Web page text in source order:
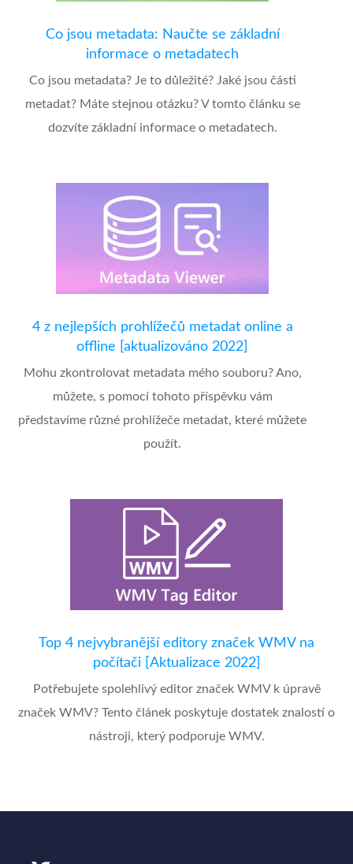
Co jsou metadata: Naučte se základní
informace o metadatech
Co jsou metadata? Je to důležité? Jaké jsou části
metadat? Máte stejnou otázku? V tomto článku se
dozvíte základní informace o metadatech.
4 z nejlepších prohlížečů metadat online a
offline [aktualizováno 2022]
Mohu zkontrolovat metadata mého souboru? Ano,
můžete, s pomocí tohoto příspěvku vám
představíme různé prohlížeče metadat, které můžete
použít.
Top 4 nejvybranější editory značek WMV na
počítači [Aktualizace 2022]
Potřebujete spolehlivý editor značek WMV k úpravě
značek WMV? Tento článek poskytuje dostatek znalostí o
nástroji, který podporuje WMV.